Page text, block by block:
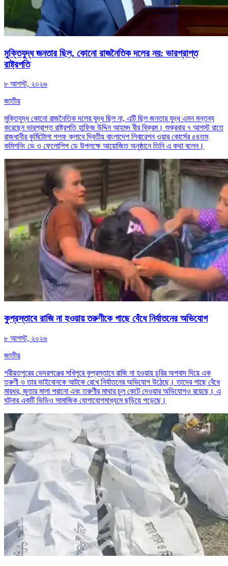
মুক্তিযুদ্ধ জনতার ছিল, কোনো রাজনৈতিক দলের নয়: ভারপ্রাপ্ত
রাষ্ট্রপতি
৮ আগস্ট, ২০২৬
জাতীয়
মুক্তিযুদ্ধ কোনো রাজনৈতিক দলের যুদ্ধ ছিল না, এটি ছিল জনতার যুদ্ধ এমন মন্তব্য
করেছেন ভারপ্রাপ্ত রাষ্ট্রপতি হাফিজ উদ্দিন আহমদ বীর বিক্রম। শুক্রবার ৭ আগস্ট রাতে
রাজধানীর কুর্মিটোলা গলফ ক্লাবে দ্বিতীয় বাংলাদেশ লিবারেশন ওয়ার কোর্সের ৫৪তম
কমিশনিং ডে ও ফেলোশিপ ডে উপলক্ষে আয়োজিত অনুষ্ঠানে তিনি এ কথা বলেন।
কুপ্রস্তাবে রাজি না হওয়ায় তরুণীকে গাছে বেঁধে নির্যাতনের অভিযোগ
৮ আগস্ট, ২০২৬
জাতীয়
শরীয়তপুরের ভেদরগঞ্জের সখিপুরে কুপ্রস্তাবে রাজি না হওয়ায় চুরির অপবাদ দিয়ে এক
তরুণী ও তার ভাইবোনকে আটকে রেখে নির্যাতনের অভিযোগ উঠেছে। তাদের গাছে বেঁধে
মারধর, জুতার মালা পরানো এবং তরুণীর মাথার চুল কেটে দেওয়ার অভিযোগও রয়েছে। এ
ঘটনার একটি ভিডিও সামাজিক যোগাযোগমাধ্যমে ছড়িয়ে পড়েছে।